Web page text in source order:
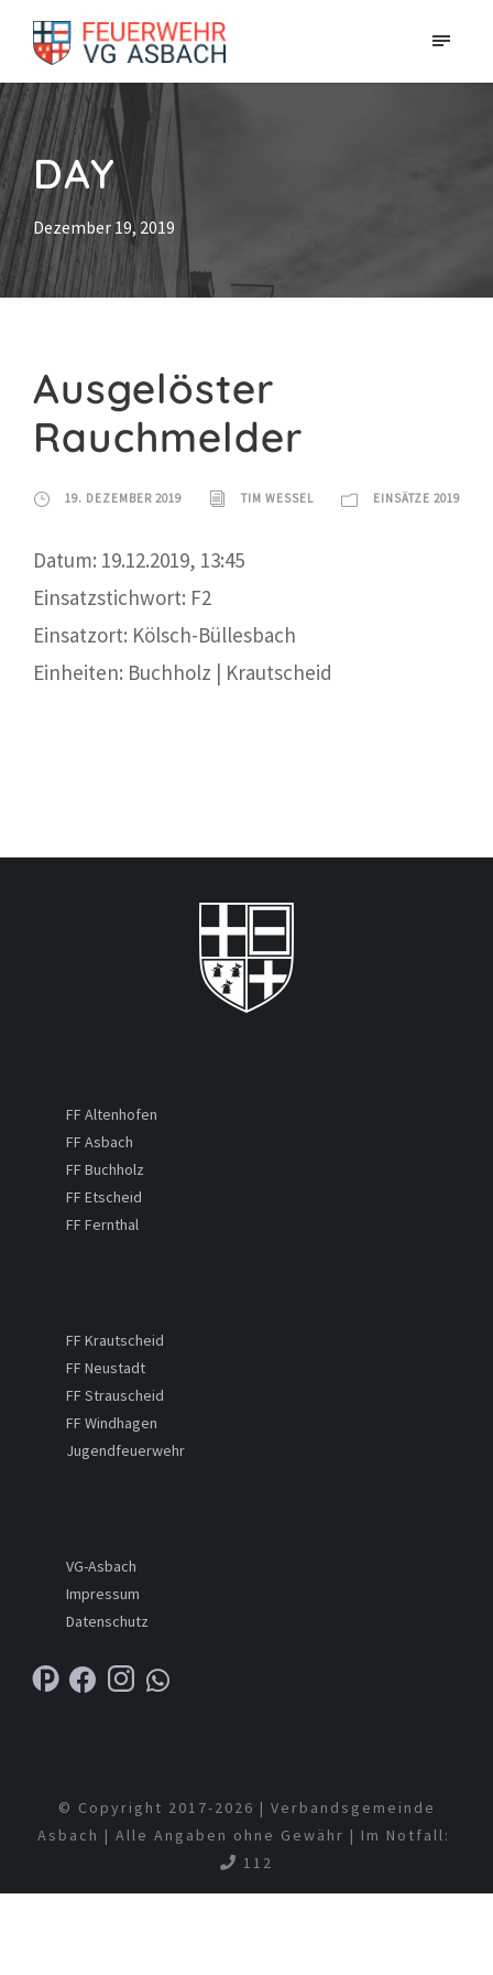
DAY
Dezember 19, 2019
Ausgelöster
Rauchmelder
19. DEZEMBER 2019 TIM WESSEL EINSÄTZE 2019
Datum: 19.12.2019, 13:45
Einsatzstichwort: F2
Einsatzort: Kölsch-Büllesbach
Einheiten: Buchholz | Krautscheid
FF Altenhofen
FF Asbach
FF Buchholz
FF Etscheid
FF Fernthal
FF Krautscheid
FF Neustadt
FF Strauscheid
FF Windhagen
Jugendfeuerwehr
VG-Asbach
Impressum
Datenschutz
© Copyright 2017-2026 | Verbandsgemeinde
Asbach | Alle Angaben ohne Gewähr | Im Notfall:
112